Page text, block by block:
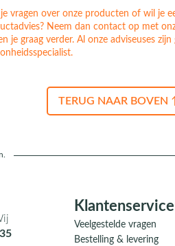
vragen over onze producten of wil je
Neem dan contact op met
je graag verder. Al onze adviseuses zijn
TERUG NAAR BOVEN
Klantenservice
Veelgestelde vragen
Bestelling & levering